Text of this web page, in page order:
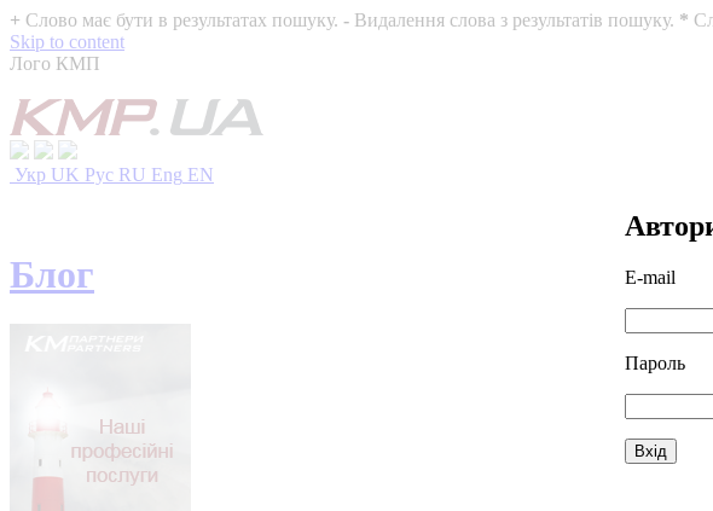
+ Слово має бути в результатах пошуку. - Видалення слова з результатів пошуку. *
Skip to content
Лого КМП
Укр UK Рус RU Eng EN
E-mail
Пароль
Блог